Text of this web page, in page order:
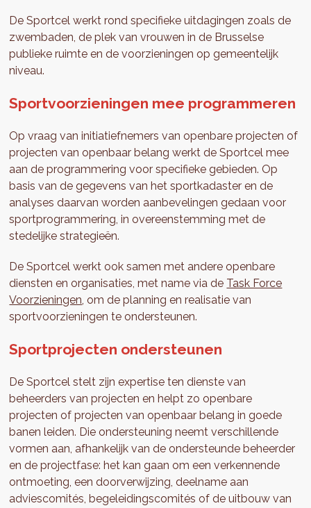
De Sportcel werkt rond specifieke uitdagingen zoals de
zwembaden, de plek van vrouwen in de Brusselse
publieke ruimte en de voorzieningen op gemeentelijk
niveau.
Sportvoorzieningen mee programmeren
Op vraag van initiatiefnemers van openbare projecten of
projecten van openbaar belang werkt de Sportcel mee
aan de programmering voor specifieke gebieden. Op
basis van de gegevens van het sportkadaster en de
analyses daarvan worden aanbevelingen gedaan voor
sportprogrammering, in overeenstemming met de
stedelijke strategieën.
De Sportcel werkt ook samen met andere openbare
diensten en organisaties, met name via de Task Force
Voorzieningen, om de planning en realisatie van
sportvoorzieningen te ondersteunen.
Sportprojecten ondersteunen
De Sportcel stelt zijn expertise ten dienste van
beheerders van projecten en helpt zo openbare
projecten of projecten van openbaar belang in goede
banen leiden. Die ondersteuning neemt verschillende
vormen aan, afhankelijk van de ondersteunde beheerder
en de projectfase: het kan gaan om een verkennende
ontmoeting, een doorverwijzing, deelname aan
adviescomités, begeleidingscomités of de uitbouw van